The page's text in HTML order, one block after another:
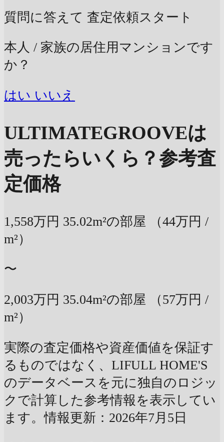
質問に答えて 査定依頼スタート
本人 / 家族の居住用マンションです
か？
はい いいえ
ULTIMATEGROOVEは
売ったらいくら？参考査
定価格
1,558万円 35.02m²の部屋
（44万円 /
m²）
〜
2,003万円 35.04m²の部屋
（57万円 /
m²）
実際の査定価格や資産価値を保証す
るものではなく、LIFULL HOME'S
のデータベースを元に独自のロジッ
クで計算した参考情報を表示してい
ます。情報更新：2026年7月5日